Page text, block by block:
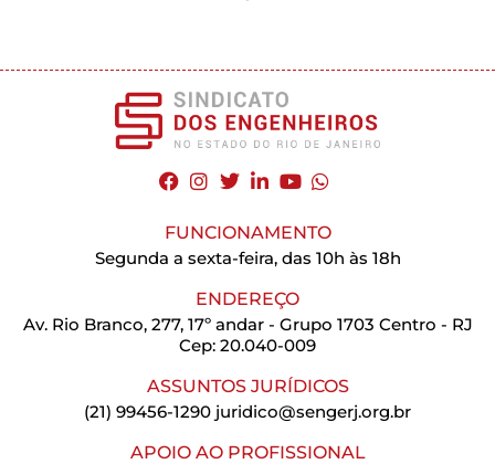
FUNCIONAMENTO
Segunda a sexta-feira, das 10h às 18h
ENDEREÇO
Av. Rio Branco, 277, 17º andar - Grupo 1703 Centro - RJ
Cep: 20.040-009
ASSUNTOS JURÍDICOS
(21) 99456-1290 juridico@sengerj.org.br
APOIO AO PROFISSIONAL